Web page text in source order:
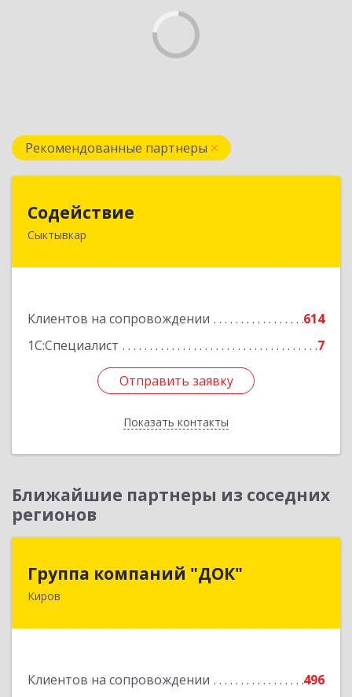
Рекомендованные партнеры
Содействие
Сыктывкар
Клиентов на сопровождении
614
1С:Специалист
7
Отправить заявку
Показать контакты
167004, Коми Респ, Сыктывкар г, Первомайская
Отправить заявку
Назад
Ближайшие партнеры из соседних
регионов
Группа компаний "ДОК"
Киров
Клиентов на сопровождении
496
Группа компаний "ДОК"
610017, Кировская обл, Киров г, Горького ул,